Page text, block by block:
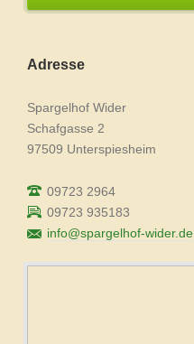
Adresse
Spargelhof Wider
Schafgasse 2
97509 Unterspiesheim
09723 2964
09723 935183
info@spargelhof-wider.de